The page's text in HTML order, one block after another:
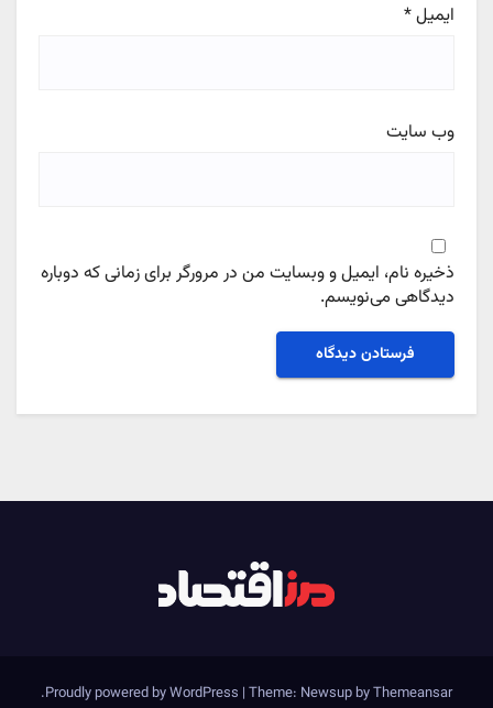
ایمیل*
وب‌ سایت
ذخیره نام، ایمیل و وبسایت من در مرورگر برای زمانی که دوباره
دیدگاهی می‌نویسم.
Proudly powered by WordPress | Theme: Newsup byThemeansar
.